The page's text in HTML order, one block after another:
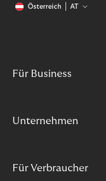
Österreich AT
Für Business
Unternehmen
Für Verbraucher